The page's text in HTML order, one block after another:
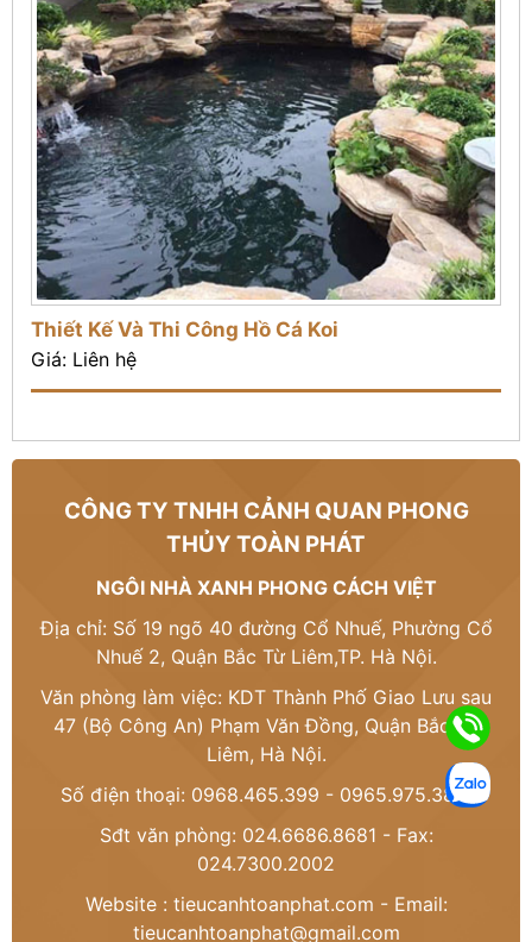
Thiết Kế Và Thi Công Hồ Cá Koi
Giá: Liên hệ
CÔNG TY TNHH CẢNH QUAN PHONG
THỦY TOÀN PHÁT
NGÔI NHÀ XANH PHONG CÁCH VIỆT
Địa chỉ: Số 19 ngõ 40 đường Cổ Nhuế, Phường Cổ
Nhuế 2, Quận Bắc Từ Liêm,TP. Hà Nội.
Văn phòng làm việc: KDT Thành Phố Giao Lưu sau
47 (Bộ Công An) Phạm Văn Đồng, Quận Bắc Từ
Liêm, Hà Nội.
Số điện thoại: 0968.465.399 - 0965.975.386
Sđt văn phòng: 024.6686.8681 - Fax:
024.7300.2002
Website : tieucanhtoanphat.com - Email:
tieucanhtoanphat@gmail.com